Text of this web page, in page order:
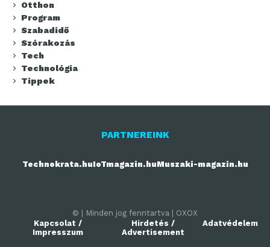
Otthon
Program
Szabadidő
Szórakozás
Tech
Technológia
Tippek
PARTNEREINK
Technokrata.huIoTmagazin.huMuszaki-magazin.hu
© | Minden jog fenntartva | OXOX
Kapcsolat /
Impresszum
Hirdetés /
Advertisement
Adatvédelem